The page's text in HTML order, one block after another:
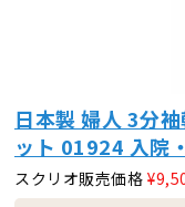
日本製 婦人 3分
ット 01924 入院
スクリオ販売価格 ¥